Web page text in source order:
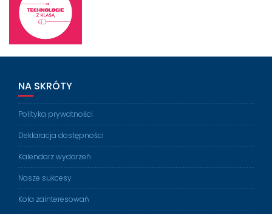
NA SKRÓTY
Polityka prywatności
Deklaracja dostępności
Kalendarz wydarzeń
Nasze sukcesy
Koła zainteresowań